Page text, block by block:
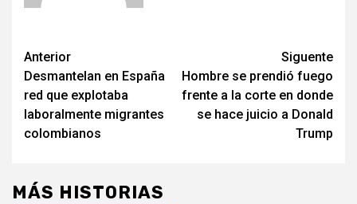
Post
navigation
Anterior
Desmantelan en España
red que explotaba
laboralmente migrantes
colombianos
Siguente
Hombre se prendió fuego
frente a la corte en donde
se hace juicio a Donald
Trump
MÁS HISTORIAS